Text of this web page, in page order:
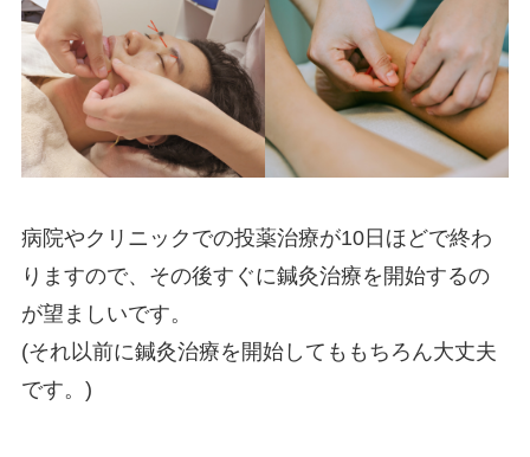
病院やクリニックでの投薬治療が10日ほどで終わ
りますので、その後すぐに鍼灸治療を開始するの
が望ましいです。
(それ以前に鍼灸治療を開始してももちろん大丈夫
です。)